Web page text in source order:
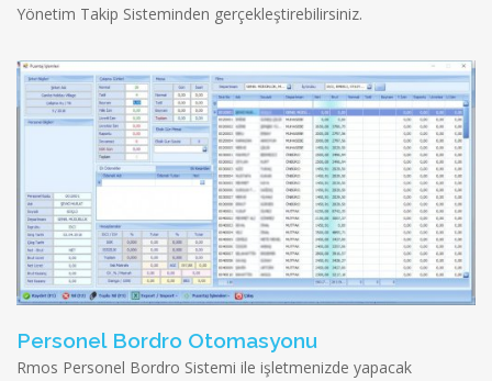
Yönetim Takip Sisteminden gerçekleştirebilirsiniz.
Personel Bordro Otomasyonu
Rmos Personel Bordro Sistemi ile işletmenizde yapacak